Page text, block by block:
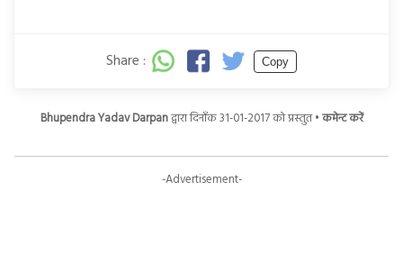
Share : Copy
Bhupendra Yadav Darpanद्वारा दिनाँक 31-01-2017 को प्रस्तुत •कमेन्ट करें
-Advertisement-